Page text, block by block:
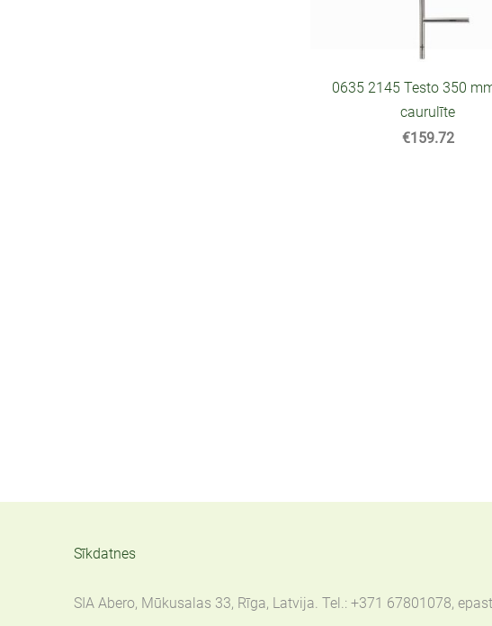
0635 2145 Testo 350
caurulīte
€159.72
Sīkdatnes
SIA Abero, Mūkusalas 33, Rīga, Latvija. Tel.: +371 67801078,